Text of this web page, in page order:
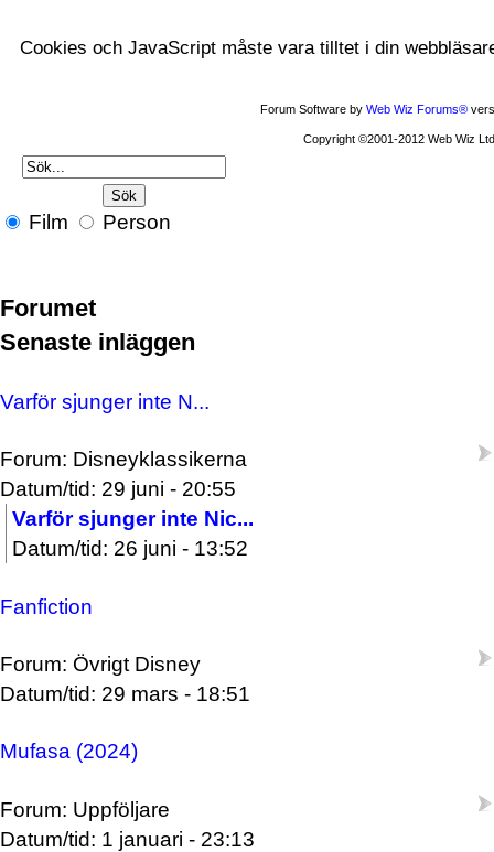
Cookies och JavaScript måste vara tilltet i din
Forum Software by Web Wiz Forums®
Copyright ©2001-2012 Web Wiz
Film Person
Forumet
Senaste inläggen
Varför sjunger inte N...
Forum: Disneyklassikerna
Datum/tid: 29 juni - 20:55
Varför sjunger inte Nic...
Datum/tid: 26 juni - 13:52
Fanfiction
Forum: Övrigt Disney
Datum/tid: 29 mars - 18:51
Mufasa (2024)
Forum: Uppföljare
Datum/tid: 1 januari - 23:13